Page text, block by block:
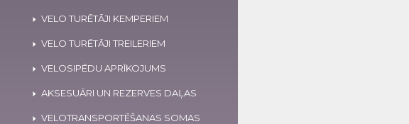
VELO TURĒTĀJI KEMPERIEM
VELO TURĒTĀJI TREILERIEM
VELOSIPĒDU APRĪKOJUMS
AKSESUĀRI UN REZERVES DAĻAS
VELOTRANSPORTĒŠANAS SOMAS